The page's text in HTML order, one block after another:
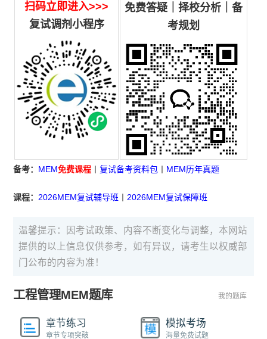
扫码立即进入>>>
复试调剂小程序
免费答疑｜择校分析｜备
考规划
备考： MEM免费课程 丨复试备考资料包 MEM历年真题
课程： 2026MEM复试辅导班 2026MEM复试保障班
温馨提示：因考试政策、内容不断变化与调整，本网站
提供的以上信息仅供参考，如有异议，请考生以权威部
门公布的内容为准！
工程管理MEM题库 我的题库
章节练习
章节专项突破
模拟考场
海量免费试题